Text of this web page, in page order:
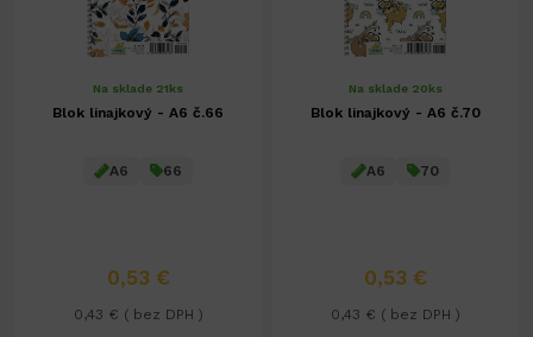
Na sklade 21ks
Blok linajkový - A6 č.66
A6 66
0,53 €
0,43 € ( bez DPH )
Na sklade 20ks
Blok linajkový - A6 č.70
A6 70
0,53 €
0,43 € ( bez DPH )